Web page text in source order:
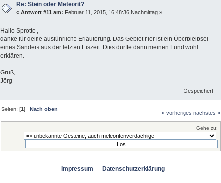
Re: Stein oder Meteorit?
«Antwort #11 am: Februar 11, 2015, 16:48:36 Nachmittag »
Hallo Sprotte ,
danke für deine ausführliche Erläuterung. Das Gebiet hier ist ein Überbleibsel
eines Sanders aus der letzten Eiszeit. Dies dürfte dann meinen Fund wohl
erklären.
Gruß,
Jörg
Gespeichert
Seiten: [1]Nach oben
« vorheriges nächstes »
Gehe zu:
Impressum --- Datenschutzerklärung